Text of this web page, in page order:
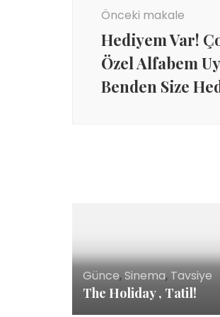
Önceki makale
Hediyem Var!
Özel Alfabem
Benden Size
Günce,Sinema, Tavsiye
The Holiday , Tatil!